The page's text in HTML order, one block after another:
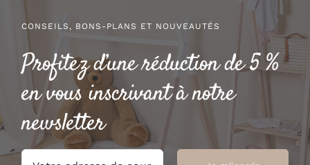
CONSEILS, BONS-PLANS ET NOUVEAUTÉS
Profitez d’une réduction de 5 %
en vous inscrivant à notre
newsletter